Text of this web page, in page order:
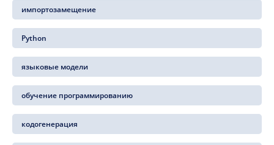
импортозамещение
Python
языковые модели
обучение программированию
кодогенерация